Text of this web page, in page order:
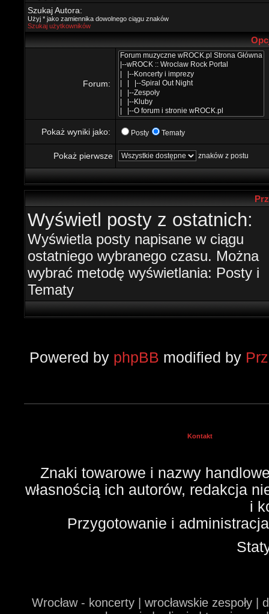
Szukaj Autora:
Użyj * jako zamiennika dowolnego ciągu znaków
Szukaj użytkowników
Forum:
Pokaż wyniki jako: Posty Tematy
Pokaż pierwsze znaków z postu
Wyświetl posty z ostatnich:
Wyświetla posty napisane w ciągu
ostatniego wybranego czasu. Można
wybrać metodę wyświetlania: Posty i
Tematy
Powered by phpBB modified by
Kontakt
Znaki towarowe i nazwy
własnością ich autorów, redakcja
i
Przygotowanie i
Wrocław - koncerty | wrocławskie zespoły